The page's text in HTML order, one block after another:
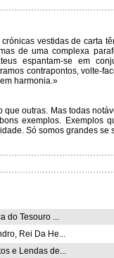
crónicas vestidas de carta
de uma complexa
espantam-se em
contrapontos, volte-
harmonia.»
outras. Mas todas
exemplos. Exemplos
Só somos grandes se
do Tesouro ...
Rei Da He...
e Lendas de...